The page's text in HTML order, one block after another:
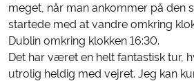
meget, når man ankommer på den
startede med at vandre omkring
Dublin omkring klokken 16:30.
Det har været en helt fantastisk tur,
utrolig heldig med vejret. Jeg kan